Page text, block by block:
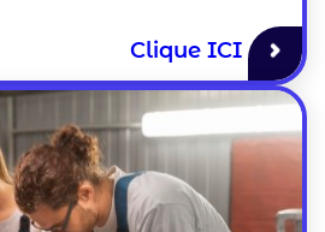
Clique ICI